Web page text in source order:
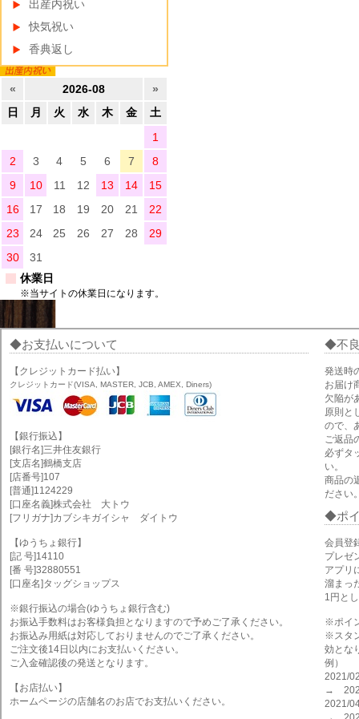
出産内祝い
快気祝い
香典返し
« 2026-08
»
日
月 火 水 木 金
土
1
2
3 4 5 6 7
8
9
10 11 12 13 14
15
16
17 18 19 20 21
22
23
24 25 26 27 28
29
30
31
休業日
※当サイトの休業日になります。
お支払いについて
【クレジットカード払い】
クレジットカード(VISA, MASTER, JCB, AMEX, Diners)
【銀行振込】
[銀行名]三井住友銀行
[支店名]鶴橋支店
[店番号]107
[普通]1124229
[口座名義]株式会社 大トウ
[フリガナ]カブシキガイシャ ダイトウ
【ゆうちょ銀行】
[記 号]14110
[番 号]32880551
[口座名]タッグショップス
※銀行振込の場合(ゆうちょ銀行含む)
お振込手数料はお客様負担となりますので予めご了承ください。
お振込み用紙は対応しておりませんのでご了承ください。
ご注文後14日以内にお支払いください。
ご入金確認後の発送となります。
【お店払い】
ホームページの店舗名のお店でお支払いください。
不
発送時
お届け
欠陥が
原則と
ので、
ご返品
必ずタ
い。
商品の
ださい
ポ
会員登
プレゼ
アプリ
溜まっ
1円と
※ポイ
※スタ
効とな
例）
2021/
→
2021/